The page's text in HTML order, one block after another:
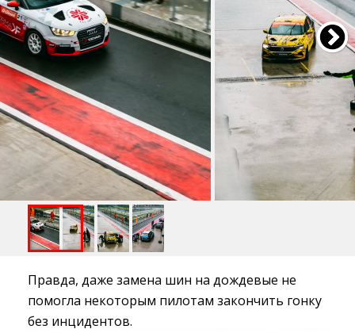
Правда, даже замена шин на дождевые не
помогла некоторым пилотам закончить гонку
без инцидентов.